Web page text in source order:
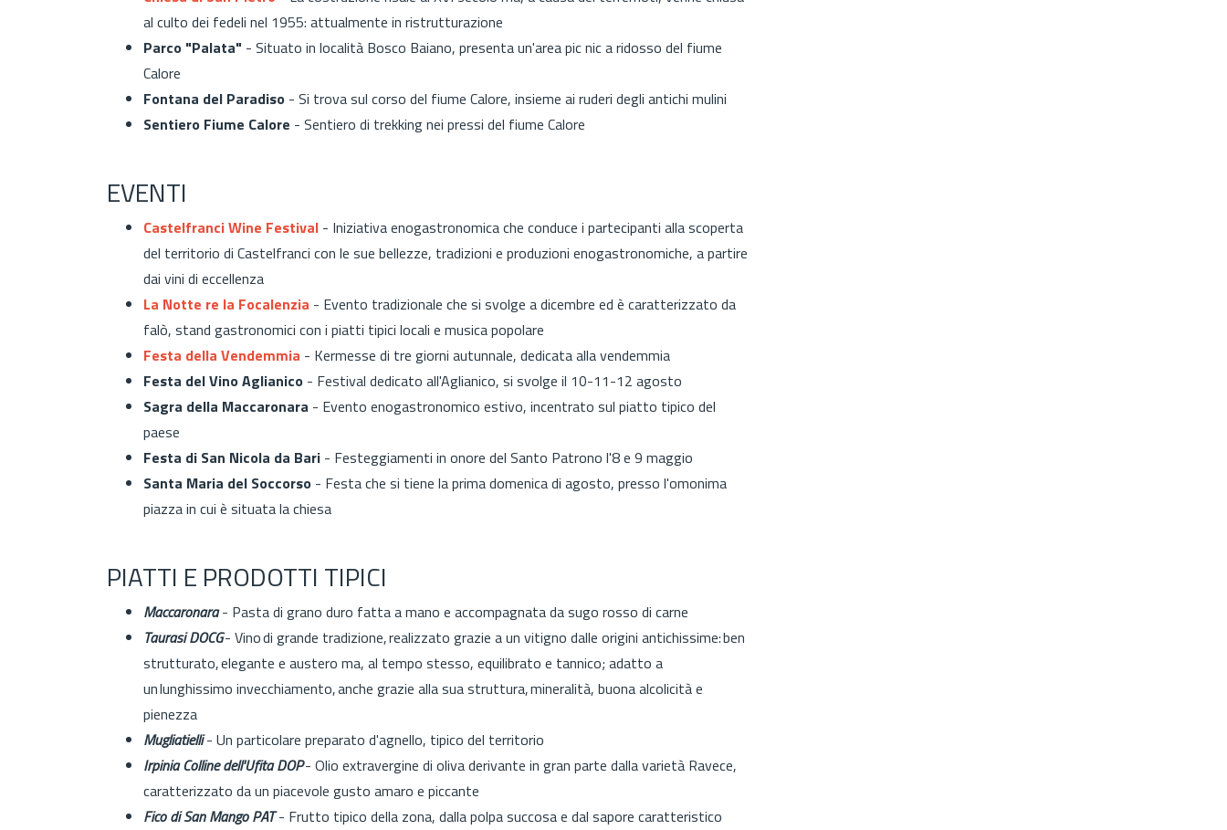
al culto dei fedeli nel 1955: attualmente in ristrutturazione
Parco "Palata" - Situato in località Bosco Baiano, presenta un'area pic nic a ridosso del fiume
Calore
Fontana del Paradiso - Si trova sul corso del fiume Calore, insieme ai ruderi degli antichi mulini
Sentiero Fiume Calore - Sentiero di trekking nei pressi del fiume Calore
EVENTI
Castelfranci Wine Festival - Iniziativa enogastronomica che conduce i partecipanti alla scoperta
del territorio di Castelfranci con le sue bellezze, tradizioni e produzioni enogastronomiche, a partire
dai vini di eccellenza
La Notte re la Focalenzia - Evento tradizionale che si svolge a dicembre ed è caratterizzato da
falò, stand gastronomici con i piatti tipici locali e musica popolare
Festa della Vendemmia - Kermesse di tre giorni autunnale, dedicata alla vendemmia
Festa del Vino Aglianico - Festival dedicato all'Aglianico, si svolge il 10-11-12 agosto
Sagra della Maccaronara - Evento enogastronomico estivo, incentrato sul piatto tipico del
paese
Festa di San Nicola da Bari - Festeggiamenti in onore del Santo Patrono l'8 e 9 maggio
Santa Maria del Soccorso - Festa che si tiene la prima domenica di agosto, presso l'omonima
piazza in cui è situata la chiesa
PIATTI E PRODOTTI TIPICI
Maccaronara- Pasta di grano duro fatta a mano e accompagnata da sugo rosso di carne
Taurasi DOCG- Vino di grande tradizione, realizzato grazie a un vitigno dalle origini antichissime: ben
strutturato, elegante e austero ma, al tempo stesso, equilibrato e tannico; adatto a
un lunghissimo invecchiamento, anche grazie alla sua struttura, mineralità, buona alcolicità e
pienezza
Mugliatielli- Un particolare preparato d'agnello, tipico del territorio
Irpinia Colline dell'Ufita DOP- Olio extravergine di oliva derivante in gran parte dalla varietà Ravece,
caratterizzato da un piacevole gusto amaro e piccante
Fico di San Mango PAT- Frutto tipico della zona, dalla polpa succosa e dal sapore caratteristico